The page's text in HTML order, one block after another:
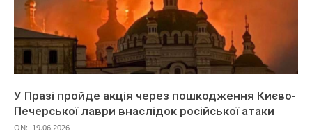
У Празі пройде акція через пошкодження Києво-
Печерської лаври внаслідок російської атаки
ON: 19.06.2026